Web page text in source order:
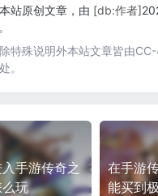
本站原创文章，由 [db:作者]
除特殊说明外本站文章皆由
。
手游传奇之
玩
在手游
能买到